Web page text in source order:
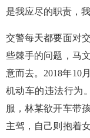
是我应尽的职责，
交警每天都要面对
些棘手的问题，马
意而去。2018年10
机动车的违法行为
服，林某欲开车带
主驾，自己则抱着